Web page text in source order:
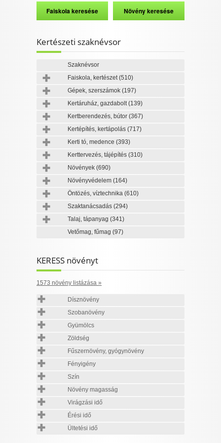
Kertészeti szaknévsor
Szaknévsor
Faiskola, kertészet(510)
Gépek, szerszámok (197)
Kertáruház, gazdabolt(139)
Kertberendezés, bútor (367)
Kertépítés, kertápolás (717)
Kerti tó, medence (393)
Kerttervezés, tájépítés (310)
Növények (690)
Növényvédelem (164)
Öntözés, víztechnika (610)
Szaktanácsadás (294)
Talaj, tápanyag (341)
Vetőmag, fűmag (97)
KERESS növényt
1573 növény listázása »
Dísznövény
Szobanövény
Gyümölcs
Zöldség
Fűszernövény, gyógynövény
Fényigény
Szín
Növény magasság
Virágzási idő
Érési idő
Ültetési idő